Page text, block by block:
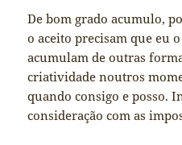
De bom grado acumulo,
o aceito precisam que eu
acumulam de outras
criatividade noutros
quando consigo e posso.
consideração com as